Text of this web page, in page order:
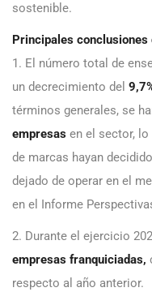
sostenible.
Principales
1. El número total de
un decrecimiento del
términos generales, se
empresas en el sector,
de marcas hayan
dejado de operar en el
en el Informe
2. Durante el ejercicio
empresas franquiciadas,
respecto al año anterior.